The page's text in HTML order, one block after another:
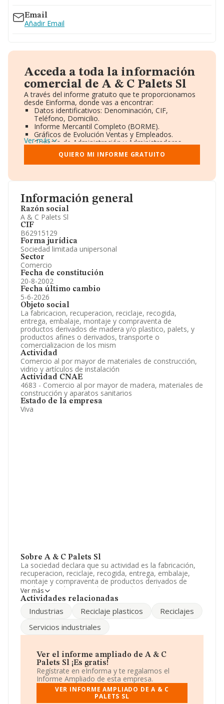
Información general
Razón social
A & C Palets Sl
CIF
B62915129
Forma jurídica
Sociedad limitada unipersonal
Sector
Comercio
Fecha de constitución
20-8-2002
Fecha último cambio
5-6-2026
Objeto social
La fabricacion, recuperacion, reciclaje, recogida,
entrega, embalaje, montaje y compraventa de
productos derivados de madera y/o plastico, palets, y
productos afines o derivados, transporte o
comercializacion de los mism
Actividad
Comercio al por mayor de materiales de construcción,
vidrio y artículos de instalación
Actividad CNAE
4683 - Comercio al por mayor de madera, materiales de
construcción y aparatos sanitarios
Estado de la empresa
Viva
Sobre A & C Palets Sl
La sociedad declara que su actividad es la fabricación,
recuperacion, reciclaje, recogida, entrega, embalaje,
montaje y compraventa de productos derivados de
madera y/o plastico, palets, y productos afines o
derivados, transporte o comercialización de los mism.
Clasifica su actividad CNAE como '%cnae%', código
exteriores.
reducción del 25% y teniendo en cuenta la información
a disposición de INFORMA, ha contado con un número
de empleados inferior a la media de sector.
Dentro del ranking de empresas elaborado por
INFORMA, atendiendo a los niveles de facturación,
podemos decir de la compañía que: frente al año 2023,
Ver más
Actividades relacionadas
Industrias Reciclaje plasticos
Reciclajes
Servicios industriales
Ver el informe ampliado de A & C
Palets Sl ¡Es gratis!
Regístrate en eInforma y te regalamos el
Informe Ampliado de esta empresa.
VER INFORME AMPLIADO DE A & C
PALETS SL
Email
Añadir Email
Acceda a toda la información
comercial de A & C Palets Sl
A través del informe gratuito que te proporcionamos
desde Einforma, donde vas a encontrar:
Datos identificativos: Denominación, CIF,
Teléfono, Domicilio.
Informe Mercantil Completo (BORME).
Gráficos de Evolución Ventas y Empleados.
Consejo de Administración y Administradores.
Directivos y Ejecutivos.
Accionistas.
Participaciones y Vinculaciones en otras empresas.
Información oficial y registral complementaria.
Ver más
QUIERO MI INFORME GRATUITO